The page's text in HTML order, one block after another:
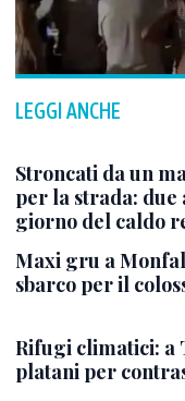
LEGGI ANCHE
Stroncati da un
per la strada:
giorno del caldo
Maxi gru a
sbarco per il
Rifugi climatici: a
platani per